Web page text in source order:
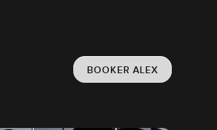
BOOKER ALEX